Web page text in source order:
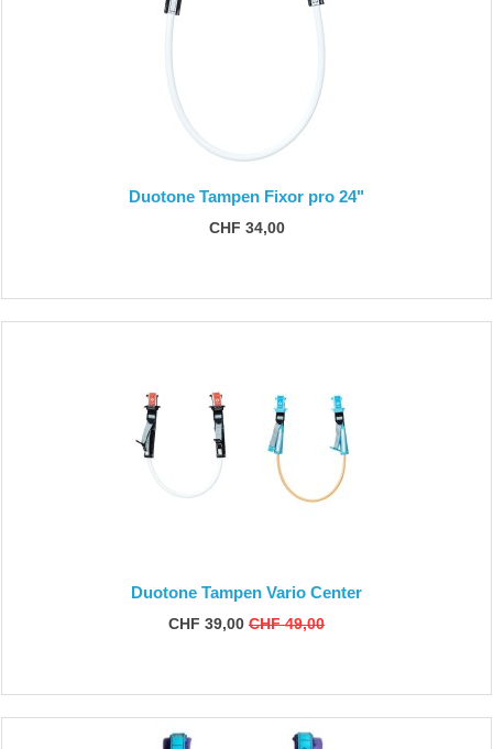
Duotone Tampen Fixor pro 24"
CHF 34,00
Duotone Tampen Vario Center
CHF 39,00 CHF 49,00